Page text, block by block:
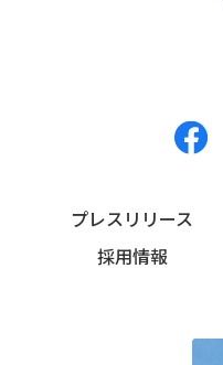
プレスリリース
採用情報